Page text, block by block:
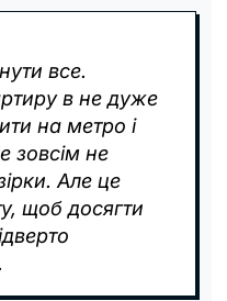
все.
в не дуже
на метро і
зовсім не
Але це
щоб досягти